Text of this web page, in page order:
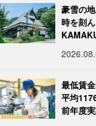
豪雪の
時を刻
最低賃
平均
前年度